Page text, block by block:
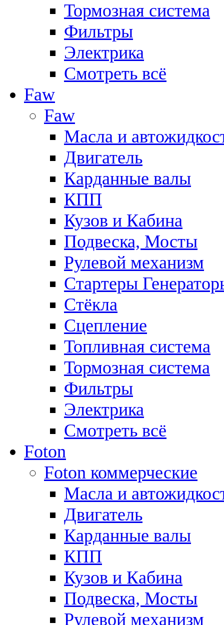
Тормозная система
Фильтры
Электрика
Смотреть всё
Faw
Faw
Масла и
Двигатель
Карданные валы
КПП
Кузов и Кабина
Подвеска, Мосты
Рулевой механизм
Стартеры
Стёкла
Сцепление
Топливная система
Тормозная система
Фильтры
Электрика
Смотреть всё
Foton
Foton коммерческие
Масла и
Двигатель
Карданные валы
КПП
Кузов и Кабина
Подвеска, Мосты
Рулевой механизм